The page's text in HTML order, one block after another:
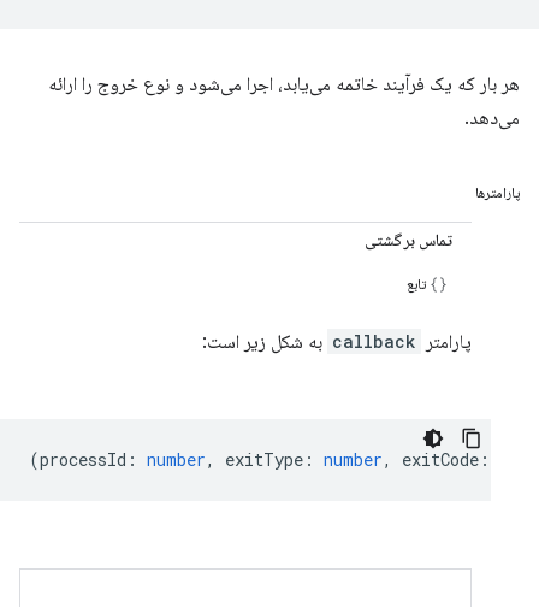
هر بار که یک فرآیند خاتمه می‌یابد، اجرا می‌شود و نوع خروج را ارائه
می‌دهد.
پارامترها
تماس برگشتی
تابع
پارامتر callback به شکل زیر است:
(processId : number, exitType : number, exitCode :